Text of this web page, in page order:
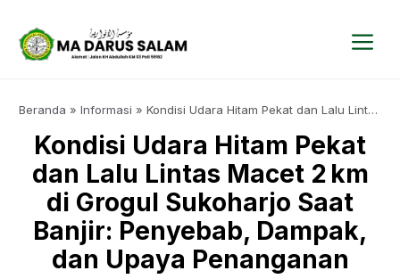
Beranda » Informasi » Kondisi Udara Hitam Pekat dan Lalu Lintas
dan Upaya Penanganan
Kondisi Udara Hitam Pekat
dan Lalu Lintas Macet 2 km
di Grogul Sukoharjo Saat
Banjir: Penyebab, Dampak,
dan Upaya Penanganan